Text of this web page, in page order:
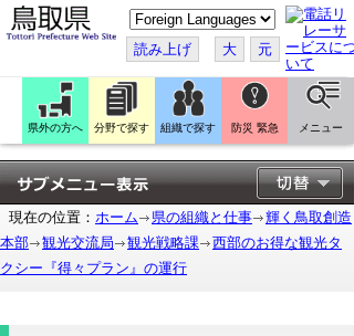
こ
の
ペ
ー
ジ
翻
訳
す
る
読み上げ 大 元
県外の方へ 分野で探す 組織で探す 防災 緊急 メニュー
現在の位置： ホーム 県の組織と仕事
輝く鳥取創造
本部
観光交流局 観光戦略課
西部のお得な観光タ
クシー『得々プラン』の運行